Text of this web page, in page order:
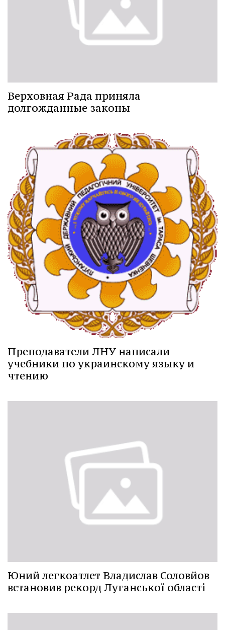
Верховная Рада приняла
долгожданные законы
Преподаватели ЛНУ написали
учебники по украинскому языку и
чтению
Юний легкоатлет Владислав Соловйов
встановив рекорд Луганської області